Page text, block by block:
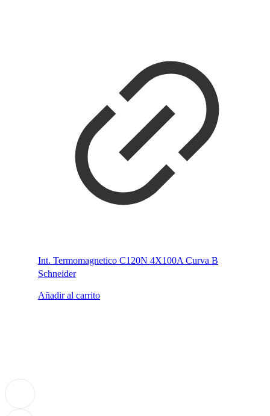
Int. Termomagnetico C120N 4X100A Curva B
Schneider
Añadir al carrito